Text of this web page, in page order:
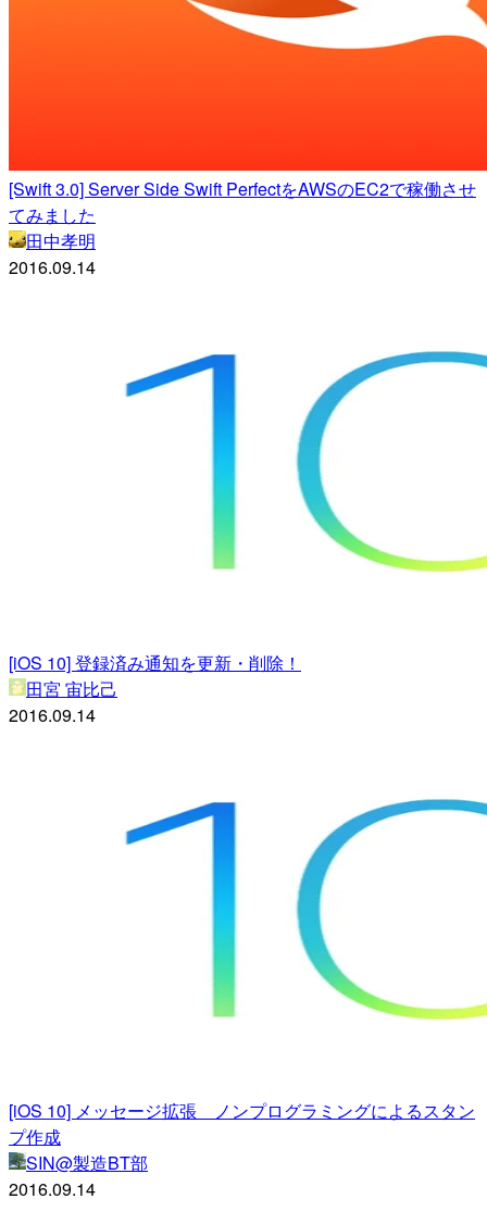
[Swift 3.0] Server Side Swift PerfectをAWSのEC2で稼働させ
てみました
田中孝明
2016.09.14
[iOS 10] 登録済み通知を更新・削除！
田宮 宙比己
2016.09.14
[iOS 10] メッセージ拡張 ノンプログラミングによるスタン
プ作成
SIN@製造BT部
2016.09.14